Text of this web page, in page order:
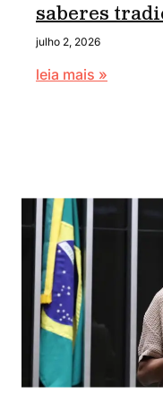
saberes
julho 2, 2026
leia mais »